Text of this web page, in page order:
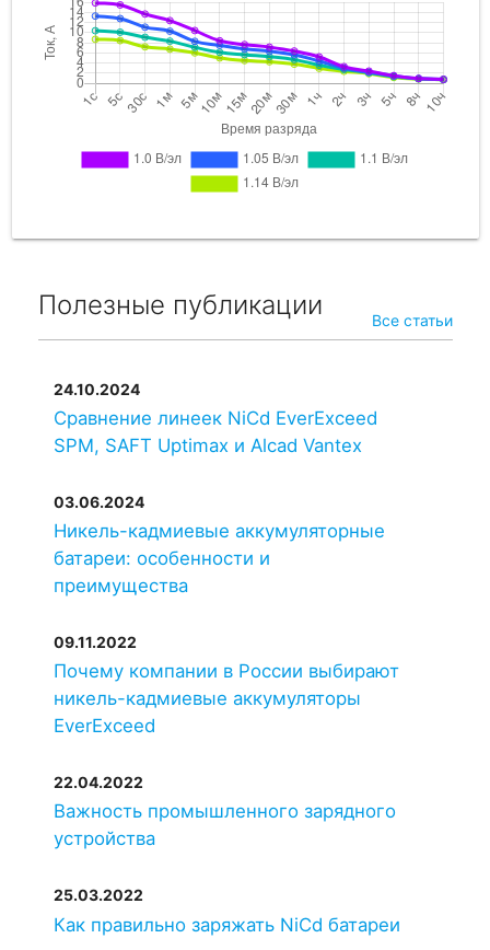
Полезные публикации Все статьи
24.10.2024
Сравнение линеек NiCd EverExceed
SPM, SAFT Uptimax и Alcad Vantex
03.06.2024
Никель-кадмиевые аккумуляторные
батареи: особенности и
преимущества
09.11.2022
Почему компании в России выбирают
никель-кадмиевые аккумуляторы
EverExceed
22.04.2022
Важность промышленного зарядного
устройства
25.03.2022
Как правильно заряжать NiCd батареи